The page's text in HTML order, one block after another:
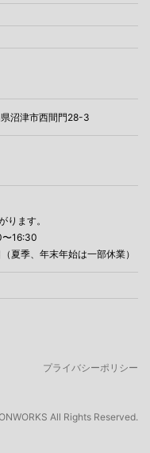
沼津市西間門28-3
ります。
16:30
夏季、年末年始は一部休業）
プライバシーポリシー
All Rights Reserved.